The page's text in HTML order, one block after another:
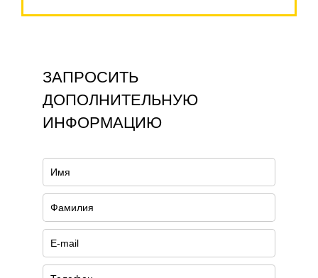
ЗАПРОСИТЬ
ДОПОЛНИТЕЛЬНУЮ
ИНФОРМАЦИЮ